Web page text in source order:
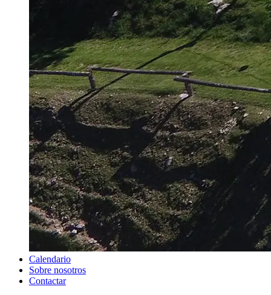
Calendario
Sobre nosotros
Contactar